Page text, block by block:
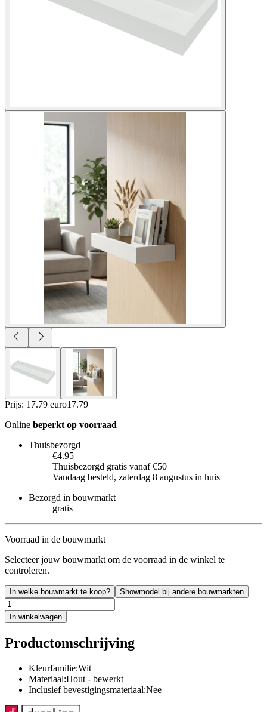
Prijs: 17.79 euro17.79
Online beperkt op voorraad
Thuisbezorgd
€4.95
Thuisbezorgd gratis vanaf €50
Vandaag besteld, zaterdag 8 augustus in huis
Bezorgd in bouwmarkt
gratis
Voorraad in de bouwmarkt
Selecteer jouw bouwmarkt om de voorraad in de winkel te
controleren.
In welke bouwmarkt te koop? Showmodel bij andere bouwmarkten
In winkelwagen
Productomschrijving
Kleurfamilie:Wit
Materiaal:Hout - bewerkt
Inclusief bevestigingsmateriaal:Nee